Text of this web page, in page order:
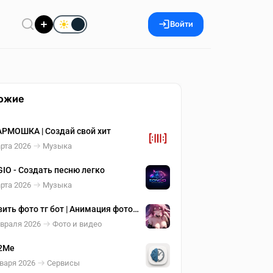
Войти
| Создай свой хит
2026 Музыка
- Создать песню легко
2026 Музыка
фото тг бот | Анимация фото
2026 Фото и видео
2026 Сервисы